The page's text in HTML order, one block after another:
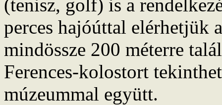
(tenisz, golf) is a
perces hajóúttal elérhetjük
mindössze 200 méterre
Ferences-kolostort
múzeummal együtt.